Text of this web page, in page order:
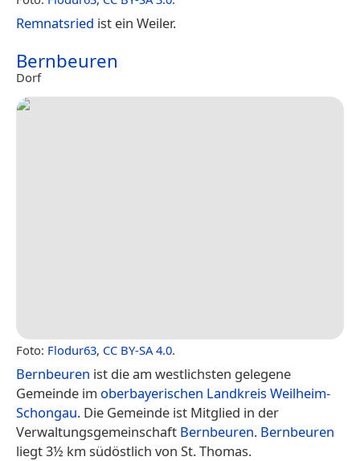
Remnatsried ist ein Weiler.
Bernbeuren
Dorf
Foto: Flodur63, CC BY-SA 4.0.
Bernbeuren ist die am westlichsten gelegene
Gemeinde im oberbayerischen Landkreis Weilheim-
Schongau. Die Gemeinde ist Mitglied in der
Verwaltungsgemeinschaft Bernbeuren. Bernbeuren
liegt 3½ km südöstlich von St. Thomas.